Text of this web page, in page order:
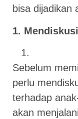
bisa dijadikan
1.
Sebelum
perlu
terhadap
akan